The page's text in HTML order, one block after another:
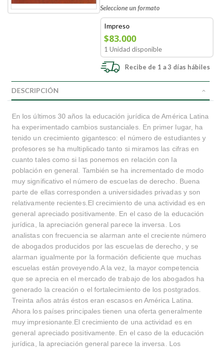
Seleccione un formato
Impreso
$83.000
1 Unidad disponible
Recibe de 1 a 3 días hábiles
DESCRIPCIÓN
En los últimos 30 años la educación jurídica de América Latina
ha experimentado cambios sustanciales. En primer lugar, ha
tenido un crecimiento gigantesco: el número de estudiantes y
profesores se ha multiplicado tanto si miramos las cifras en
cuanto tales como si las ponemos en relación con la
población en general. También se ha incrementado de modo
muy significativo el número de escuelas de derecho. Buena
parte de ellas corresponden a universidades privadas y son
relativamente recientes.El crecimiento de una actividad es en
general apreciado positivamente. En el caso de la educación
jurídica, la apreciación general parece la inversa. Los
analistas con frecuencia se alarman ante el creciente número
de abogados producidos por las escuelas de derecho, y se
alarman igualmente por la formación deficiente que muchas
escuelas están proveyendo.A la vez, la mayor competencia
que se aprecia en el mercado de trabajo de los abogados ha
generado la creación o el fortalecimiento de los postgrados.
Treinta años atrás éstos eran escasos en América Latina.
Ahora los países principales tienen una oferta generalmente
muy impresionante.El crecimiento de una actividad es en
general apreciado positivamente. En el caso de la educación
jurídica, la apreciación general parece la inversa. Los